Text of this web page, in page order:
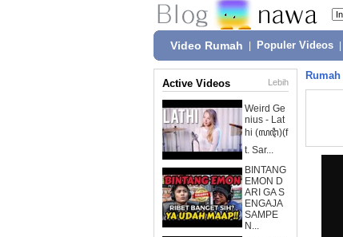
Video Rumah Populer Videos
Active Videos Lebih
Weird Ge
nius - Lat
hi (ꦭꦛꦶ)(f
t. Sar...
BINTANG
EMON D
ARI GA S
ENGAJA
SAMPE
N...
Rumah